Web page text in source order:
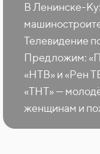
В Ленинске-
Телевидение
Предложим:
«НТВ» и «Рен
«ТНТ» —
женщинам и